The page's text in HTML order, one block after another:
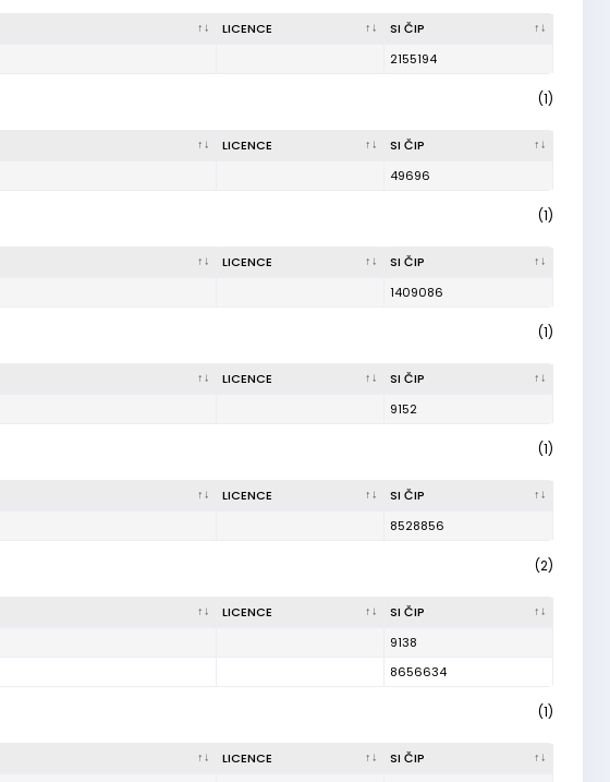
LICENCE
SI ČIP
2155194
(1)
LICENCE
SI ČIP
49696
(1)
LICENCE
SI ČIP
1409086
(1)
LICENCE
SI ČIP
9152
(1)
LICENCE
SI ČIP
8528856
(2)
LICENCE
SI ČIP
9138
8656634
(1)
LICENCE
SI ČIP